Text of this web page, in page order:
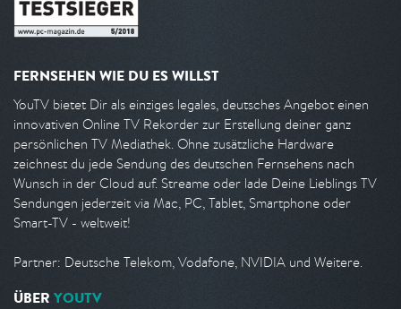
FERNSEHEN WIE DU ES WILLST
YouTV bietet Dir als einziges legales, deutsches Angebot einen
innovativen Online TV Rekorder zur Erstellung deiner ganz
persönlichen TV Mediathek. Ohne zusätzliche Hardware
zeichnest du jede Sendung des deutschen Fernsehens nach
Wunsch in der Cloud auf. Streame oder lade Deine Lieblings TV
Sendungen jederzeit via Mac, PC, Tablet, Smartphone oder
Smart-TV - weltweit!
Partner: Deutsche Telekom, Vodafone, NVIDIA und Weitere.
ÜBER YOUTV